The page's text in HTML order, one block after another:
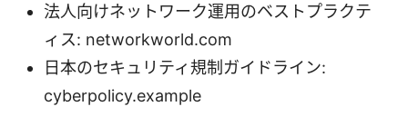
法人向けネットワーク運用のベストプラクテ
ィス: networkworld.com
日本のセキュリティ規制ガイドライン:
cyberpolicy.example